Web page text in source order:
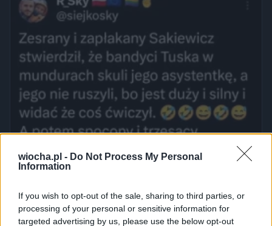
wiocha.pl - Do Not Process My Personal
Information
If you wish to opt-out of the sale, sharing to third parties, or
processing of your personal or sensitive information for
targeted advertising by us, please use the below opt-out